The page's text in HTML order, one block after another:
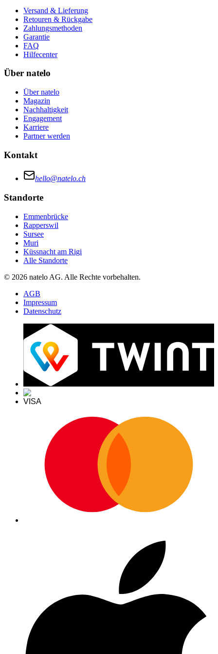
Versand & Lieferung
Retouren & Rückgabe
Zahlungsmethoden
Garantie
FAQ
Hilfecenter
Über natelo
Über natelo
Magazin
Nachhaltigkeit
Engagement
Karriere
Partner werden
Kontakt
hello@natelo.ch
Standorte
Emmenbrücke
Rapperswil
Sursee
Muri
Küssnacht am Rigi
Alle Standorte
© 2026 natelo AG. Alle Rechte vorbehalten.
AGB
Impressum
Datenschutz
VISA